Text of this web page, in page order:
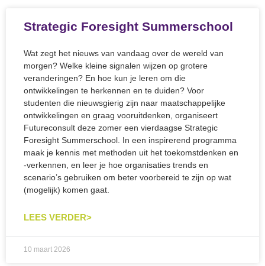
Strategic Foresight Summerschool
Wat zegt het nieuws van vandaag over de wereld van
morgen? Welke kleine signalen wijzen op grotere
veranderingen? En hoe kun je leren om die
ontwikkelingen te herkennen en te duiden? Voor
studenten die nieuwsgierig zijn naar maatschappelijke
ontwikkelingen en graag vooruitdenken, organiseert
Futureconsult deze zomer een vierdaagse Strategic
Foresight Summerschool. In een inspirerend programma
maak je kennis met methoden uit het toekomstdenken en
-verkennen, en leer je hoe organisaties trends en
scenario’s gebruiken om beter voorbereid te zijn op wat
(mogelijk) komen gaat.
LEES VERDER>
10 maart 2026